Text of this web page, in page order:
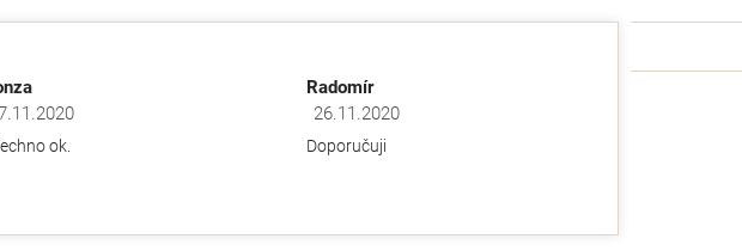
obchodu je 5 z 5 hvězdiček.
ok.
Radomír
Hodnocení obchodu je 5 z 5 hvězdiček.
26.11.2020
Doporučuji